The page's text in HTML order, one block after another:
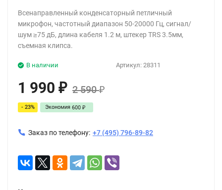
Всенаправленный конденсаторный петличный
микрофон, частотный диапазон 50-20000 Гц, сигнал/
шум ≥75 дБ, длина кабеля 1.2 м, штекер TRS 3.5мм,
съемная клипса.
Артикул: 28311
В наличии
1 990 ₽ 2 590₽
- 23% Экономия 600 ₽
Заказ по телефону: +7 (495) 796-89-82